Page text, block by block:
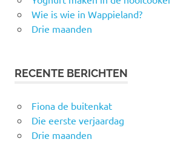
Wie is wie in Wappieland?
Drie maanden
RECENTE BERICHTEN
Fiona de buitenkat
Die eerste verjaardag
Drie maanden